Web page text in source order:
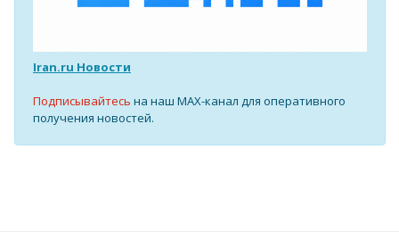
Iran.ru Новости
Подписывайтесь на наш MAX-канал для оперативного
получения новостей.